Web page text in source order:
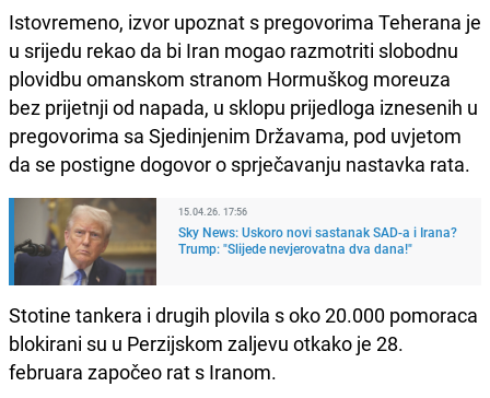
Istovremeno, izvor upoznat s pregovorima Teherana je
u srijedu rekao da bi Iran mogao razmotriti slobodnu
plovidbu omanskom stranom Hormuškog moreuza
bez prijetnji od napada, u sklopu prijedloga iznesenih u
pregovorima sa Sjedinjenim Državama, pod uvjetom
da se postigne dogovor o sprječavanju nastavka rata.
15.04.26. 17:56
Sky News: Uskoro novi sastanak SAD-a i Irana?
Trump: "Slijede nevjerovatna dva dana!"
Stotine tankera i drugih plovila s oko 20.000 pomoraca
blokirani su u Perzijskom zaljevu otkako je 28.
februara započeo rat s Iranom.